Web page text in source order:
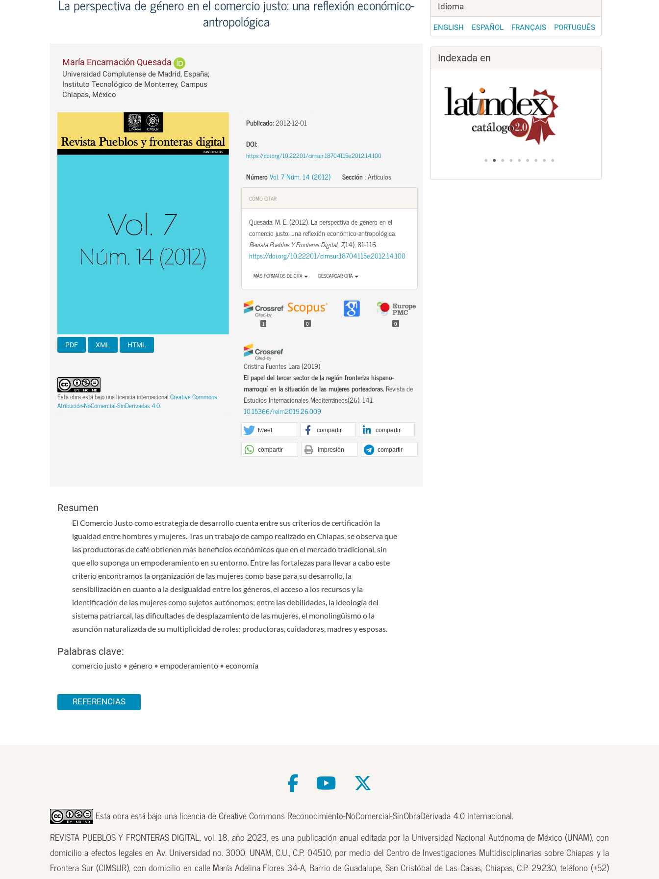
La perspectiva de género en el comercio justo: una reflexión económico-
antropológica
María Encarnación Quesada
Universidad Complutense de Madrid, España;
Instituto Tecnológico de Monterrey, Campus
Chiapas, México
Barra lateral del artículo
PDF XML HTML
Esta obra está bajo una licencia internacionalCreative Commons
Atribución-NoComercial-SinDerivadas 4.0.
Publicado:2012-12-01
DOI:
https://doi.org/10.22201/cimsur.18704115e.2012.14.100
NúmeroVol. 7 Núm. 14 (2012) Sección :Artículos
CÓMO CITAR
Quesada, M. E. (2012). La perspectiva de género en el
comercio justo: una reflexión económico-antropológica.
Revista Pueblos Y Fronteras Digital, 7(14), 81-116.
https://doi.org/10.22201/cimsur.18704115e.2012.14.100
MÁS FORMATOS DE CITA DESCARGAR CITA
1 0 0
Cristina Fuentes Lara(2019)
El papel del tercer sector de la región fronteriza hispano-
marroquí en la situación de las mujeres porteadoras. Revista de
Estudios Internacionales Mediterráneos(26), 141.
10.15366/reim2019.26.009
tweet compartir compartir
compartir impresión compartir
Resumen
El Comercio Justo como estrategia de desarrollo cuenta entre sus criterios de certificación la
igualdad entre hombres y mujeres. Tras un trabajo de campo realizado en Chiapas, se observa que
las productoras de café obtienen más beneficios económicos que en el mercado tradicional, sin
que ello suponga un empoderamiento en su entorno. Entre las fortalezas para llevar a cabo este
criterio encontramos la organización de las mujeres como base para su desarrollo, la
sensibilización en cuanto a la desigualdad entre los géneros, el acceso a los recursos y la
identificación de las mujeres como sujetos autónomos; entre las debilidades, la ideología del
sistema patriarcal, las dificultades de desplazamiento de las mujeres, el monolingüismo o la
asunción naturalizada de su multiplicidad de roles: productoras, cuidadoras, madres y esposas.
Palabras clave:
comercio justo • género • empoderamiento • economía
REFERENCIAS
Idioma
ENGLISH ESPAÑOL FRANÇAIS PORTUGUÊS
Indexada en
Esta obra está bajo una licencia de Creative Commons Reconocimiento-NoComercial-SinObraDerivada 4.0 Internacional.
REVISTA PUEBLOS Y FRONTERAS DIGITAL, vol. 18, año 2023, es una publicación anual editada por la Universidad Nacional Autónoma de México (UNAM), con
domicilio a efectos legales en Av. Universidad no. 3000, UNAM, C.U., C.P. 04510, por medio del Centro de Investigaciones Multidisciplinarias sobre Chiapas y la
Frontera Sur (CIMSUR), con domicilio en calle María Adelina Flores 34-A, Barrio de Guadalupe, San Cristóbal de Las Casas, Chiapas, C.P. 29230, teléfono (+52)